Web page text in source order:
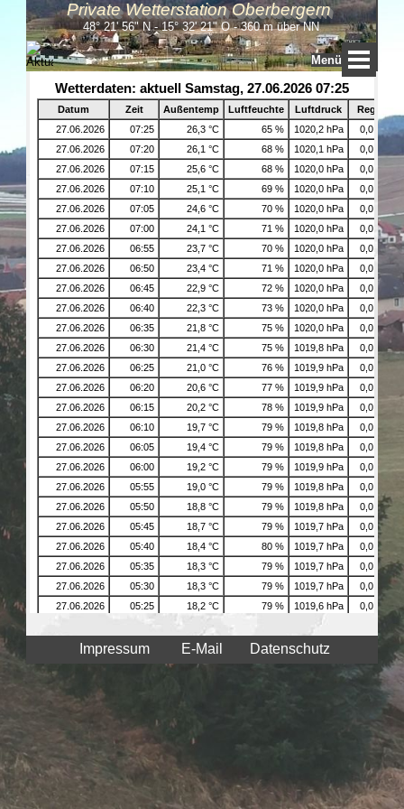
Private Wetterstation Oberbergern
48° 21' 56" N - 15° 32' 21" O - 360 m über NN
Menü
Impressum E-Mail Datenschutz